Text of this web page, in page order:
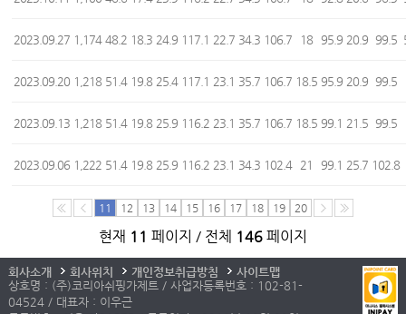
2023.09.27 1,174 48.2 18.3 24.9 117.1 22.7 34.3 106.7 18 95.9 20.9 99.5
2023.09.20 1,218 51.4 19.8 25.4 117.1 23.1 35.7 106.7 18.5 95.9 20.9 99.5
2023.09.13 1,218 51.4 19.8 25.9 116.2 23.1 35.7 106.7 18.5 99.1 21.5 99.5
2023.09.06 1,222 51.4 19.8 25.9 116.2 23.1 34.3 102.4 21 99.1 25.7 102.8
11 12 13 14 15 16 17 18 19 20
현재 11 페이지 / 전체 146페이지
회사소개 회사위치 개인정보취급방침
사이트맵
상호명 : (주)코리아쉬핑가제트 / 사업자등록번호 : 102-81-
04524 / 대표자 : 이우근